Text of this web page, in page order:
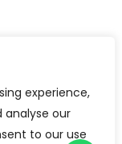
experience,
analyse our
to our use
Engràcia